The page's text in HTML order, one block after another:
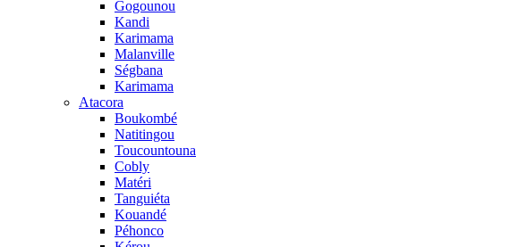
Gogounou
Kandi
Karimama
Malanville
Ségbana
Karimama
Atacora
Boukombé
Natitingou
Toucountouna
Cobly
Matéri
Tanguiéta
Kouandé
Péhonco